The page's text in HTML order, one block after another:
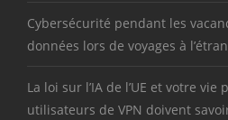
Cybersécurité pendant les
données lors de voyages à
La loi sur l’IA de l’UE et votre vie
utilisateurs de VPN doivent